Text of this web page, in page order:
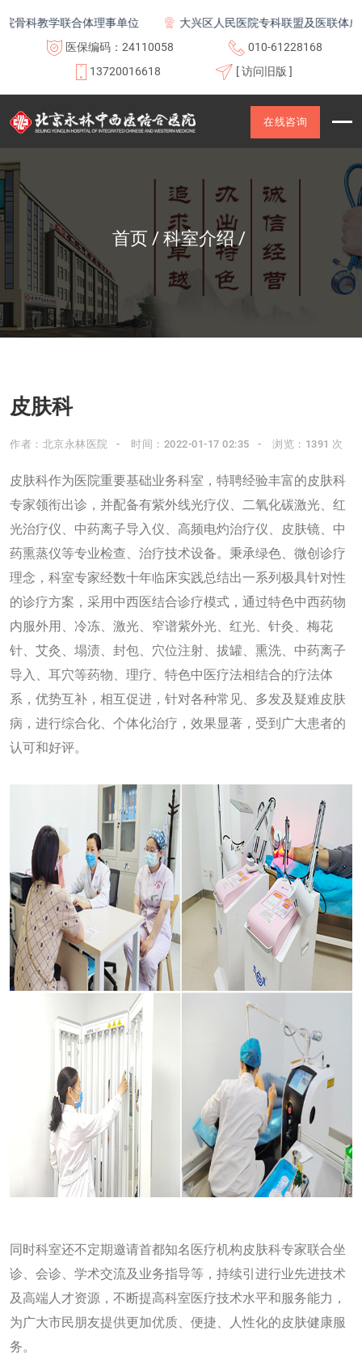
教学联合体理事单位
大兴区人民医院专科联盟及医联体成员单位
医保编码：24110058
010-61228168
13720016618
[ 访问旧版 ]
在线咨询
首页 科室介绍
皮肤科
作者：北京永林医院 时间：2022-01-17 02:35 浏览：1391 次
皮肤科作为医院重要基础业务科室，特聘经验丰富的皮肤科
专家领衔出诊，并配备有紫外线光疗仪、二氧化碳激光、红
光治疗仪、中药离子导入仪、高频电灼治疗仪、皮肤镜、中
药熏蒸仪等专业检查、治疗技术设备。秉承绿色、微创诊疗
理念，科室专家经数十年临床实践总结出一系列极具针对性
的诊疗方案，采用中西医结合诊疗模式，通过特色中西药物
内服外用、冷冻、激光、窄谱紫外光、红光、针灸、梅花
针、艾灸、塌渍、封包、穴位注射、拔罐、熏洗、中药离子
导入、耳穴等药物、理疗、特色中医疗法相结合的疗法体
系，优势互补，相互促进，针对各种常见、多发及疑难皮肤
病，进行综合化、个体化治疗，效果显著，受到广大患者的
认可和好评。
同时科室还不定期邀请首都知名医疗机构皮肤科专家联合坐
诊、会诊、学术交流及业务指导等，持续引进行业先进技术
及高端人才资源，不断提高科室医疗技术水平和服务能力，
为广大市民朋友提供更加优质、便捷、人性化的皮肤健康服
务。